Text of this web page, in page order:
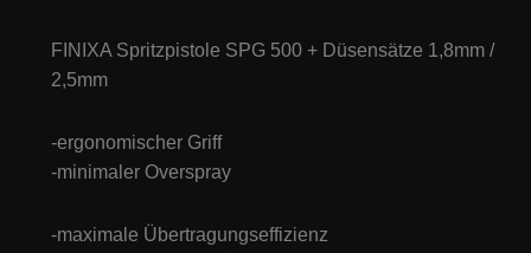
FINIXA Spritzpistole SPG 500 + Düsensätze 1,8mm /
2,5mm
-ergonomischer Griff
-minimaler Overspray
-maximale Übertragungseffizienz